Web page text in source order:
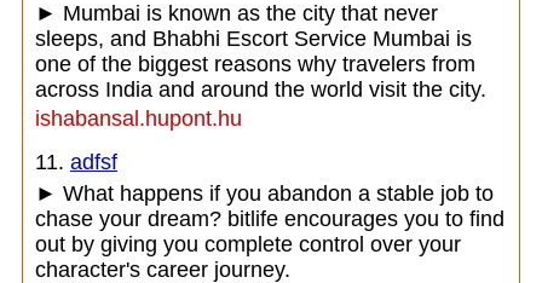
► Mumbai is known as the city that never
sleeps, and Bhabhi Escort Service Mumbai is
one of the biggest reasons why travelers from
across India and around the world visit the city.
ishabansal.hupont.hu
11. adfsf
► What happens if you abandon a stable job to
chase your dream? bitlife encourages you to find
out by giving you complete control over your
character's career journey.